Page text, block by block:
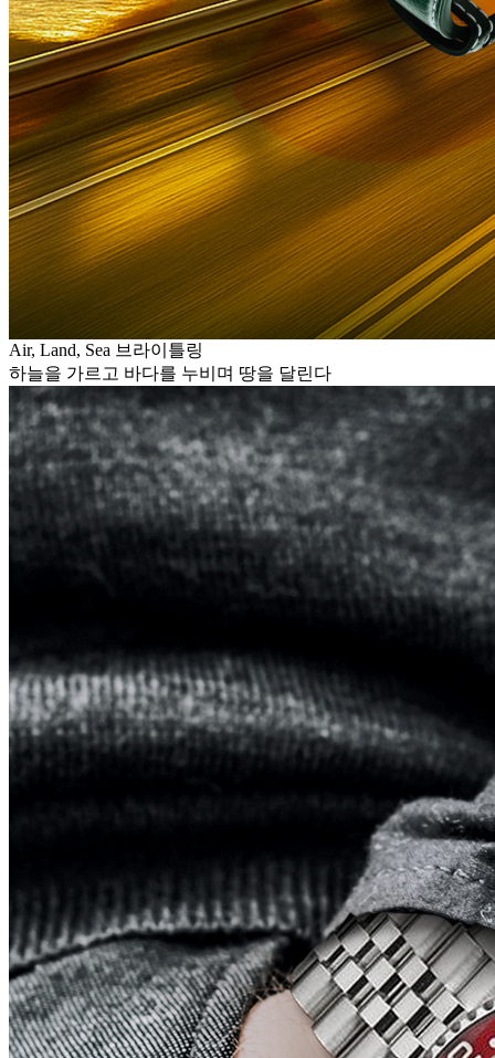
Air, Land, Sea 브라이틀링
하늘을 가르고 바다를 누비며 땅을 달린다